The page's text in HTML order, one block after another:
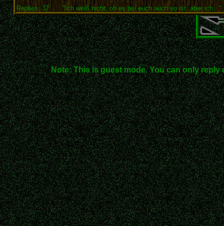
Replies: 37 "Ich weiß nicht, ob es bei euch auch so ist, aber ich..."
Note: This is guest mode. You can only